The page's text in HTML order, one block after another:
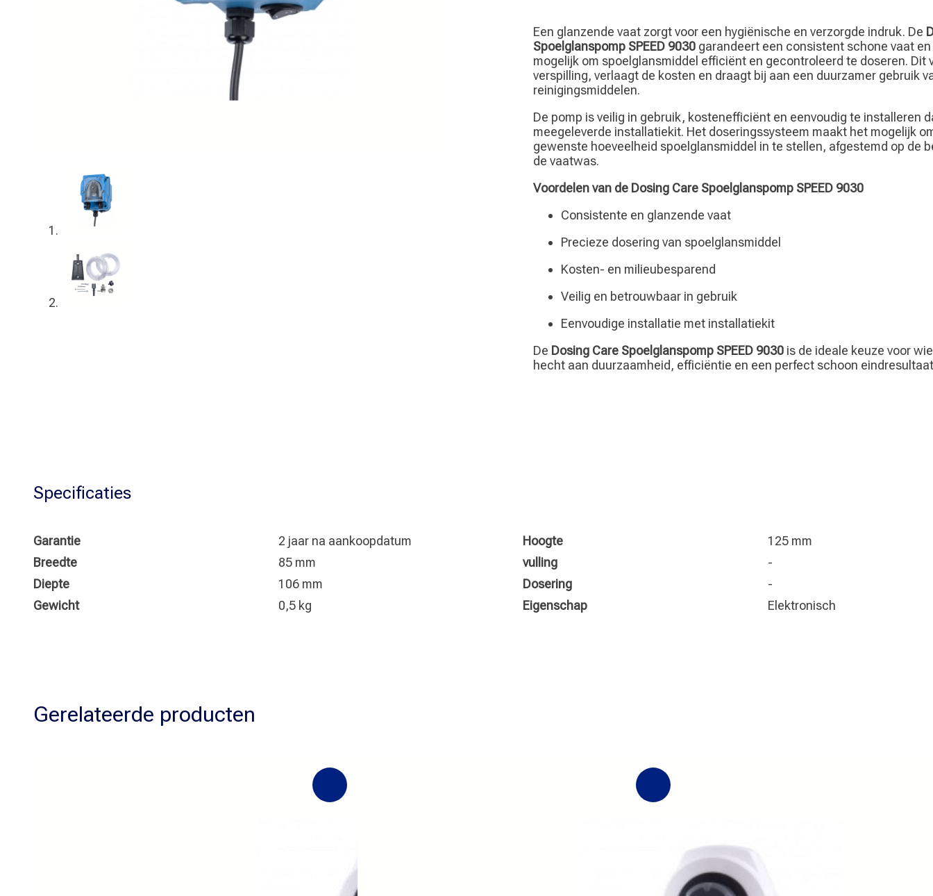
Een glanzende vaat zorgt voor een hygiënische en verzorgde indruk. De
Spoelglanspomp SPEED 9030 garandeert een consistent schone vaat
mogelijk om spoelglansmiddel efficiënt en gecontroleerd te doseren. Dit
verspilling, verlaagt de kosten en draagt bij aan een duurzamer gebruik
reinigingsmiddelen.
De pomp is veilig in gebruik, kostenefficiënt en eenvoudig te installeren
meegeleverde installatiekit. Het doseringssysteem maakt het mogelijk
gewenste hoeveelheid spoelglansmiddel in te stellen, afgestemd op de
de vaatwas.
Voordelen van de Dosing Care Spoelglanspomp SPEED 9030
Consistente en glanzende vaat
Precieze dosering van spoelglansmiddel
Kosten- en milieubesparend
Veilig en betrouwbaar in gebruik
Eenvoudige installatie met installatiekit
De Dosing Care Spoelglanspomp SPEED 9030 is de ideale keuze voor
hecht aan duurzaamheid, efficiëntie en een perfect schoon
Specificaties
Garantie 2 jaar na aankoopdatum Hoogte
125 mm
Breedte
85 mm vulling
-
Diepte
106 mm Dosering
-
Gewicht
0,5 kg Eigenschap Elektronisch
Gerelateerde producten